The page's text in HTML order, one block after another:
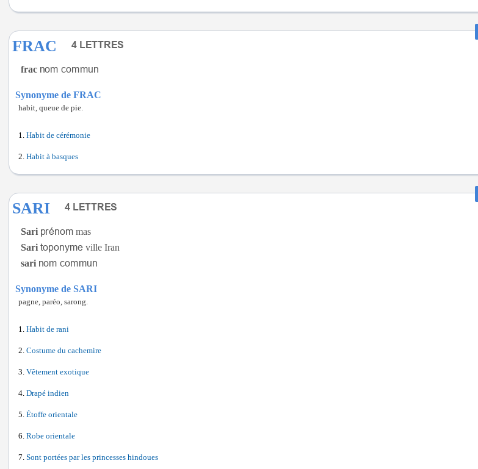
FRAC
frac
Synonyme de FRAC
habit, queue de pie.
Habit de cérémonie
Habit à basques
SARI
Sari
mas
Sari
ville Iran
sari
Synonyme de SARI
pagne, paréo, sarong.
Habit de rani
Costume du cachemire
Vêtement exotique
Drapé indien
Étoffe orientale
Robe orientale
Sont portées par les princesses hindoues